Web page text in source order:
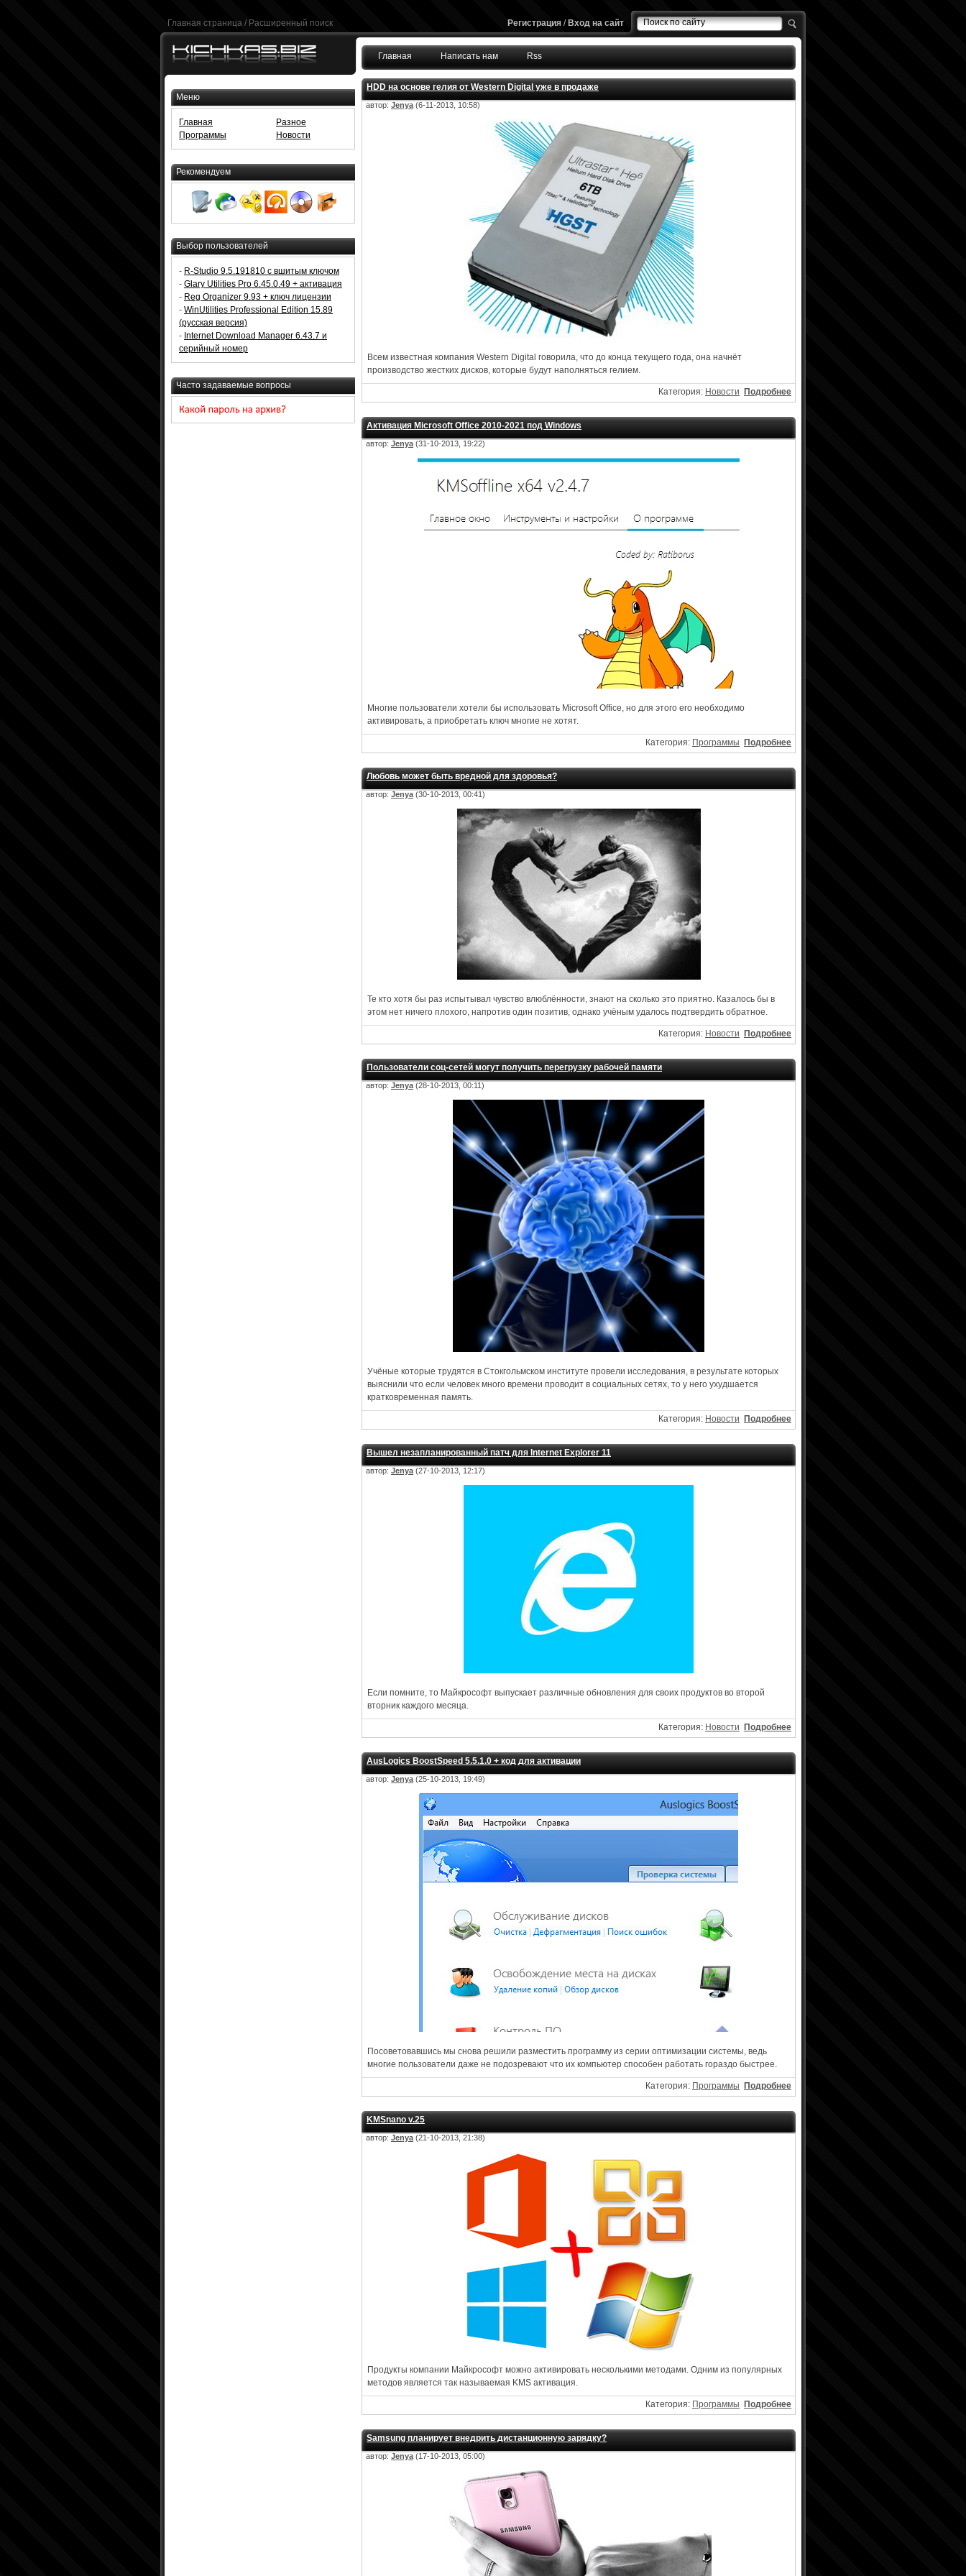
Главная страница / Расширенный поиск Регистрация / Вход на сайт
Главная Написать нам Rss
HDD на основе гелия от Western Digital уже в продаже
автор: Jenya (6-11-2013, 10:58)
Всем известная компания Western Digital говорила, что до конца текущего года, она начнёт
производство жестких дисков, которые будут наполняться гелием.
Категория: Новости Подробнее
Активация Microsoft Office 2010-2021 под Windows
автор: Jenya (31-10-2013, 19:22)
Многие пользователи хотели бы использовать Microsoft Office, но для этого его необходимо
активировать, а приобретать ключ многие не хотят.
Категория: Программы Подробнее
Любовь может быть вредной для здоровья?
автор: Jenya (30-10-2013, 00:41)
Те кто хотя бы раз испытывал чувство влюблённости, знают на сколько это приятно. Казалось бы в
этом нет ничего плохого, напротив один позитив, однако учёным удалось подтвердить обратное.
Категория: Новости Подробнее
Пользователи соц-сетей могут получить перегрузку рабочей памяти
автор: Jenya (28-10-2013, 00:11)
Учёные которые трудятся в Стокгольмском институте провели исследования, в результате которых
выяснили что если человек много времени проводит в социальных сетях, то у него ухудшается
кратковременная память.
Категория: Новости Подробнее
Вышел незапланированный патч для Internet Explorer 11
автор: Jenya (27-10-2013, 12:17)
Если помните, то Майкрософт выпускает различные обновления для своих продуктов во второй
вторник каждого месяца.
Категория: Новости Подробнее
AusLogics BoostSpeed 5.5.1.0 + код для активации
автор: Jenya (25-10-2013, 19:49)
Посоветовавшись мы снова решили разместить программу из серии оптимизации системы, ведь
многие пользователи даже не подозревают что их компьютер способен работать гораздо быстрее.
Категория: Программы Подробнее
KMSnano v.25
автор: Jenya (21-10-2013, 21:38)
Продукты компании Майкрософт можно активировать несколькими методами. Одним из популярных
методов является так называемая KMS активация.
Категория: Программы Подробнее
Samsung планирует внедрить дистанционную зарядку?
автор: Jenya (17-10-2013, 05:00)
Меню
Главная
Программы
Разное
Новости
Рекомендуем
Выбор пользователей
- R-Studio 9.5.191810 с вшитым ключом
- Glary Utilities Pro 6.45.0.49 + активация
- Reg Organizer 9.93 + ключ лицензии
- WinUtilities Professional Edition 15.89
(русская версия)
- Internet Download Manager 6.43.7 и
серийный номер
Часто задаваемые вопросы